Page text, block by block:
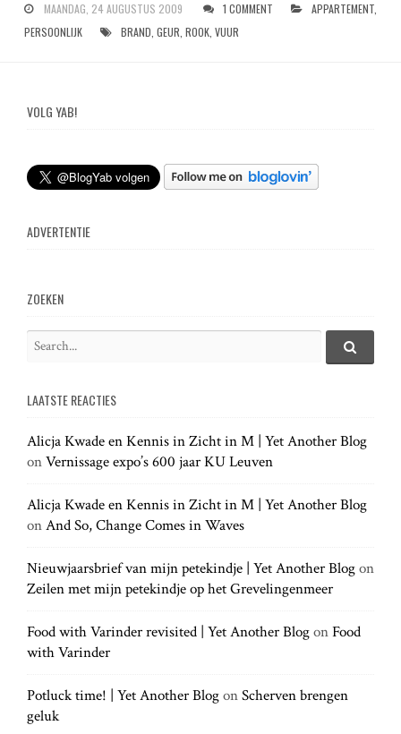
MAANDAG, 24 AUGUSTUS 2009 1 COMMENT APPARTEMENT,
PERSOONLIJK
BRAND GEUR ROOK, VUUR
VOLG YAB!
ADVERTENTIE
ZOEKEN
r
h
f
r
:
S
h
LAATSTE REACTIES
Alicja Kwade en Kennis in Zicht in M | Yet Another Blog
onVernissage expo’s 600 jaar KU Leuven
Alicja Kwade en Kennis in Zicht in M | Yet Another Blog
onAnd So, Change Comes in Waves
Nieuwjaarsbrief van mijn petekindje | Yet Another Blogon
Zeilen met mijn petekindje op het Grevelingenmeer
Food with Varinder revisited | Yet Another BlogonFood
with Varinder
Potluck time! | Yet Another BlogonScherven brengen
geluk